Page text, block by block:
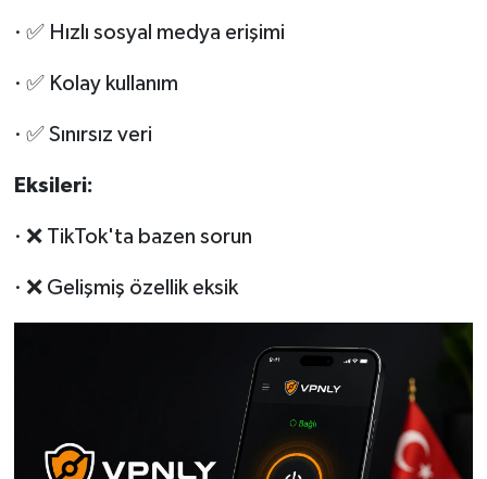
· ✅ Hızlı sosyal medya erişimi
· ✅ Kolay kullanım
· ✅ Sınırsız veri
Eksileri:
· ❌ TikTok'ta bazen sorun
· ❌ Gelişmiş özellik eksik